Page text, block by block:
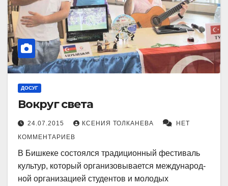
ДОСУГ
Вокруг света
24.07.2015 КСЕНИЯ ТОЛКАНЕВА
НЕТ
КОММЕНТАРИЕВ
В Бишкеке состоялся традиционный фестиваль
культур, который организовывается международ­
ной организацией студентов и мо­­лодых